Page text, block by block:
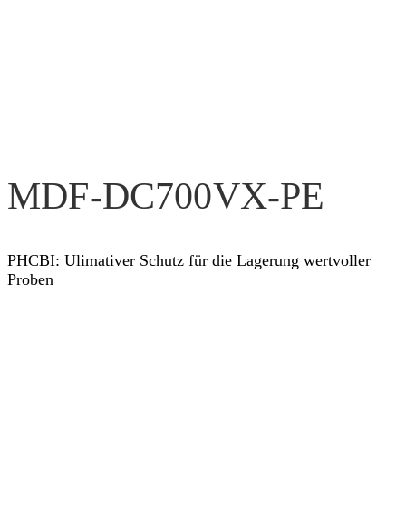
MDF-DC700VX-PE
PHCBI: Ulimativer Schutz für die Lagerung wertvoller
Proben